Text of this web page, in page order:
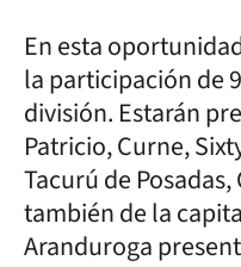
En esta
la participación de
división. Estarán
Patricio, Curne,
Tacurú de
también de la
Aranduroga